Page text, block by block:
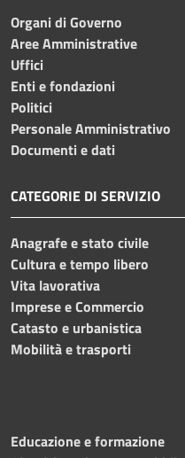
Organi di Governo
Aree Amministrative
Uffici
Enti e fondazioni
Politici
Personale Amministrativo
Documenti e dati
CATEGORIE DI SERVIZIO
Anagrafe e stato civile
Cultura e tempo libero
Vita lavorativa
Imprese e Commercio
Catasto e urbanistica
Mobilità e trasporti
Educazione e formazione